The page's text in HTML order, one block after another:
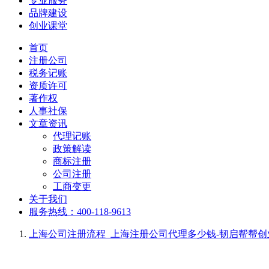
品牌建设
创业课堂
首页
注册公司
税务记账
资质许可
著作权
人事社保
文章资讯
代理记账
政策解读
商标注册
公司注册
工商变更
关于我们
服务热线：400-118-9613
上海公司注册流程_上海注册公司代理多少钱-韧启帮帮创